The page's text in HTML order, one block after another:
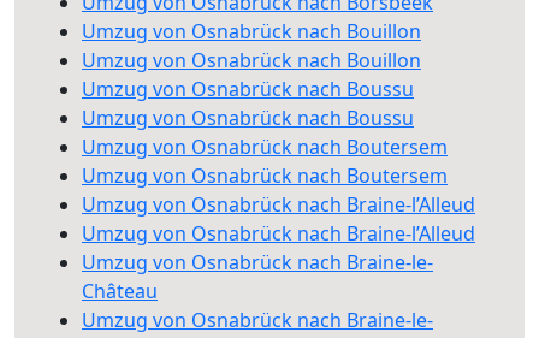
Umzug von Osnabrück nach Bouillon
Umzug von Osnabrück nach Bouillon
Umzug von Osnabrück nach Boussu
Umzug von Osnabrück nach Boussu
Umzug von Osnabrück nach Boutersem
Umzug von Osnabrück nach Boutersem
Umzug von Osnabrück nach Braine-l’Alleud
Umzug von Osnabrück nach Braine-l’Alleud
Umzug von Osnabrück nach Braine-le-
Château
Umzug von Osnabrück nach Braine-le-